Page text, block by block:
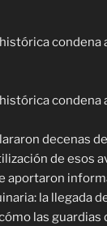
condena
condena
decenas
de esos
aportaron
la llegada
las guardias